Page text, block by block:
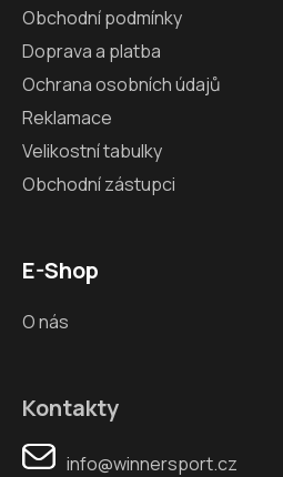
Obchodní podmínky
Doprava a platba
Ochrana osobních údajů
Reklamace
Velikostní tabulky
Obchodní zástupci
E-Shop
O nás
Kontakty
info@winnersport.cz